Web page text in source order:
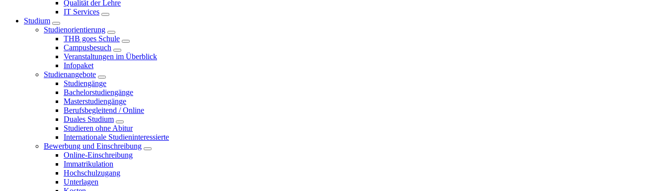
Qualität der Lehre
IT Services
Studium
Studienorientierung
THB goes Schule
Campusbesuch
Veranstaltungen im Überblick
Infopaket
Studienangebote
Studiengänge
Bachelorstudiengänge
Masterstudiengänge
Berufsbegleitend / Online
Duales Studium
Studieren ohne Abitur
Internationale Studieninteressierte
Bewerbung und Einschreibung
Online-Einschreibung
Immatrikulation
Hochschulzugang
Unterlagen